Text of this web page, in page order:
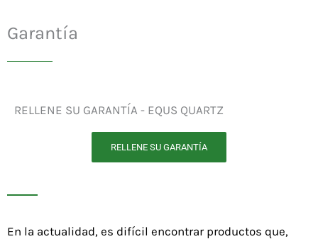
Garantía
RELLENE SU GARANTÍA - EQUS QUARTZ
RELLENE SU GARANTÍA
En la actualidad, es difícil encontrar productos que,